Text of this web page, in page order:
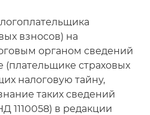
взносов) на
органом сведений
(плательщике страховых
налоговую тайну,
таких сведений
1110058) в редакции